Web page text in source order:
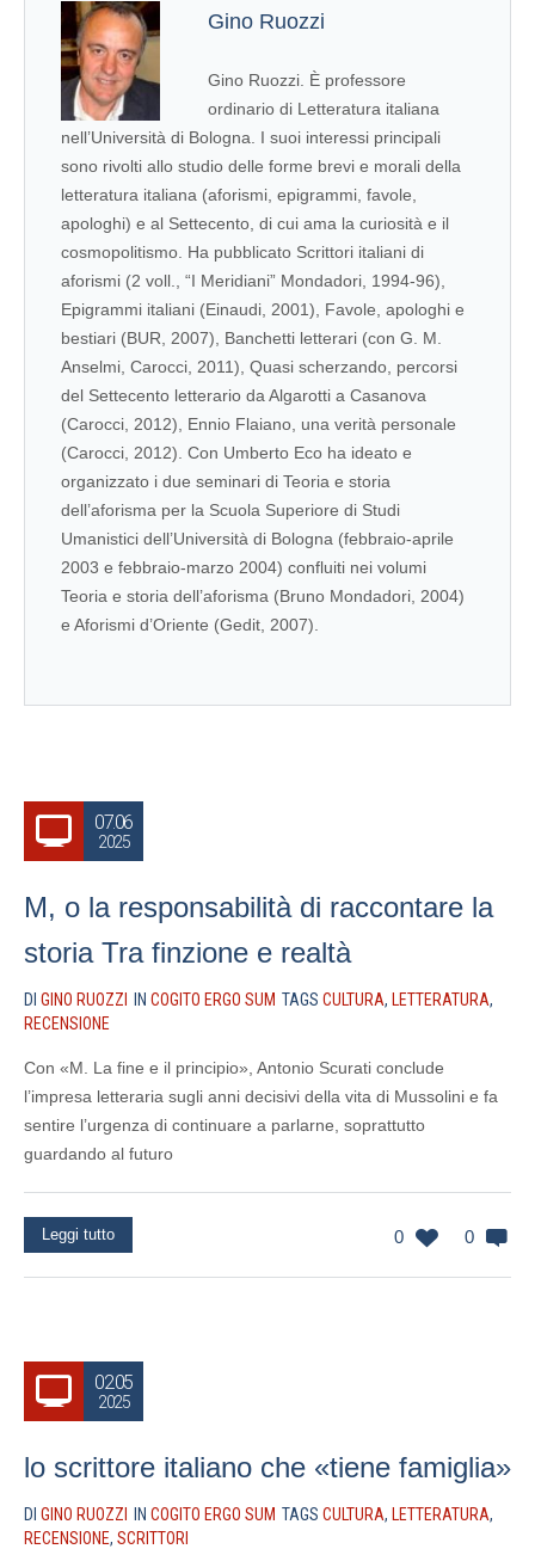
Gino Ruozzi
Gino Ruozzi. È professore
ordinario di Letteratura italiana
nell’Università di Bologna. I suoi interessi principali
sono rivolti allo studio delle forme brevi e morali della
letteratura italiana (aforismi, epigrammi, favole,
apologhi) e al Settecento, di cui ama la curiosità e il
cosmopolitismo. Ha pubblicato Scrittori italiani di
aforismi (2 voll., “I Meridiani” Mondadori, 1994-96),
Epigrammi italiani (Einaudi, 2001), Favole, apologhi e
bestiari (BUR, 2007), Banchetti letterari (con G. M.
Anselmi, Carocci, 2011), Quasi scherzando, percorsi
del Settecento letterario da Algarotti a Casanova
(Carocci, 2012), Ennio Flaiano, una verità personale
(Carocci, 2012). Con Umberto Eco ha ideato e
organizzato i due seminari di Teoria e storia
dell’aforisma per la Scuola Superiore di Studi
Umanistici dell’Università di Bologna (febbraio-aprile
2003 e febbraio-marzo 2004) confluiti nei volumi
Teoria e storia dell’aforisma (Bruno Mondadori, 2004)
e Aforismi d’Oriente (Gedit, 2007).
07.06
2025
M, o la responsabilità di raccontare la
storia Tra finzione e realtà
DI GINO RUOZZI IN COGITO ERGO SUM TAGS CULTURA, LETTERATURA,
RECENSIONE
Con «M. La fine e il principio», Antonio Scurati conclude
l’impresa letteraria sugli anni decisivi della vita di Mussolini e fa
sentire l’urgenza di continuare a parlarne, soprattutto
guardando al futuro
0 0
Leggi tutto
02.05
2025
lo scrittore italiano che «tiene famiglia»
DI GINO RUOZZI IN COGITO ERGO SUM TAGS CULTURA, LETTERATURA,
RECENSIONE, SCRITTORI